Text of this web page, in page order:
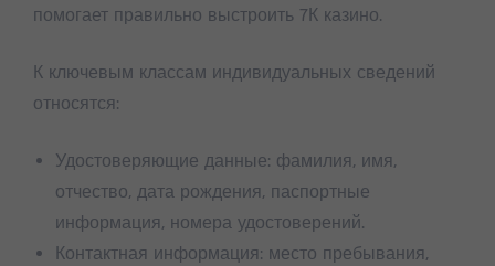
помогает правильно выстроить 7К казино.
К ключевым классам индивидуальных сведений
относятся:
Удостоверяющие данные: фамилия, имя,
отчество, дата рождения, паспортные
информация, номера удостоверений.
Контактная информация: место пребывания,